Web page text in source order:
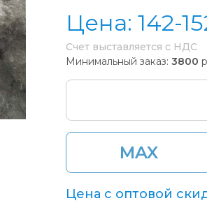
Цена: 142-
Счет выставляется с НДС
Минимальный заказ: 3800
MAX
Цена с оптовой